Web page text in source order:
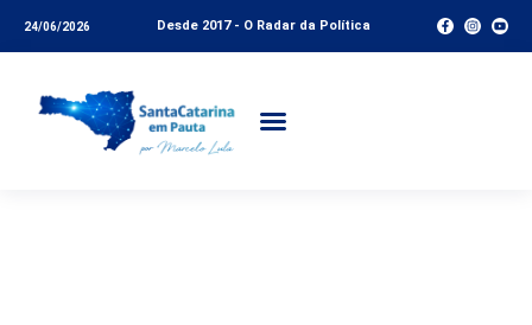
24/06/2026 Desde 2017 - O Radar da Política